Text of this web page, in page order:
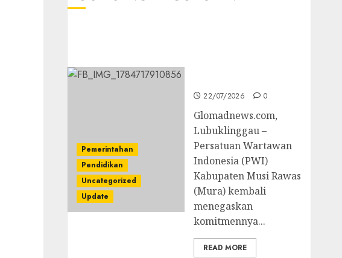
Pemerintahan
Pendidikan
Uncategorized
Update
22/07/2026 0
Glomadnews.com,
Lubuklinggau –
Persatuan Wartawan
Indonesia (PWI)
Kabupaten Musi Rawas
(Mura) kembali
menegaskan
komitmennya...
READ MORE